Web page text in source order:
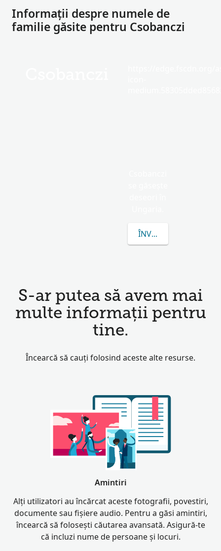
Informații despre numele de
familie găsite pentru Csobanczi
ÎNVAȚĂ MAI MULTE
S-ar putea să avem mai
multe informații pentru
tine.
Încearcă să cauți folosind aceste alte resurse.
Amintiri
Alți utilizatori au încărcat aceste fotografii, povestiri,
documente sau fișiere audio. Pentru a găsi amintiri,
încearcă să folosești căutarea avansată. Asigură-te
că incluzi nume de persoane și locuri.